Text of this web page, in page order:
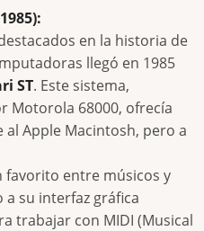
en la historia de
llegó en 1985
ST. Este sistema,
Motorola 68000, ofrecía
Apple Macintosh, pero a
favorito entre músicos y
su interfaz gráfica
trabajar con MIDI (Musical